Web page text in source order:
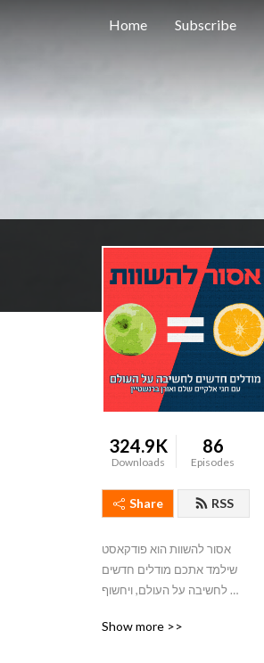
Home Subscribe
324.9K
Downloads
86
Episodes
Share RSS
אסור להשוות הוא פודקאסט
שילמד אתכם מודלים חדשים
לחשיבה על העולם, ויחשוף
מרובת מודלים" - גישה לחיים
Show more >>